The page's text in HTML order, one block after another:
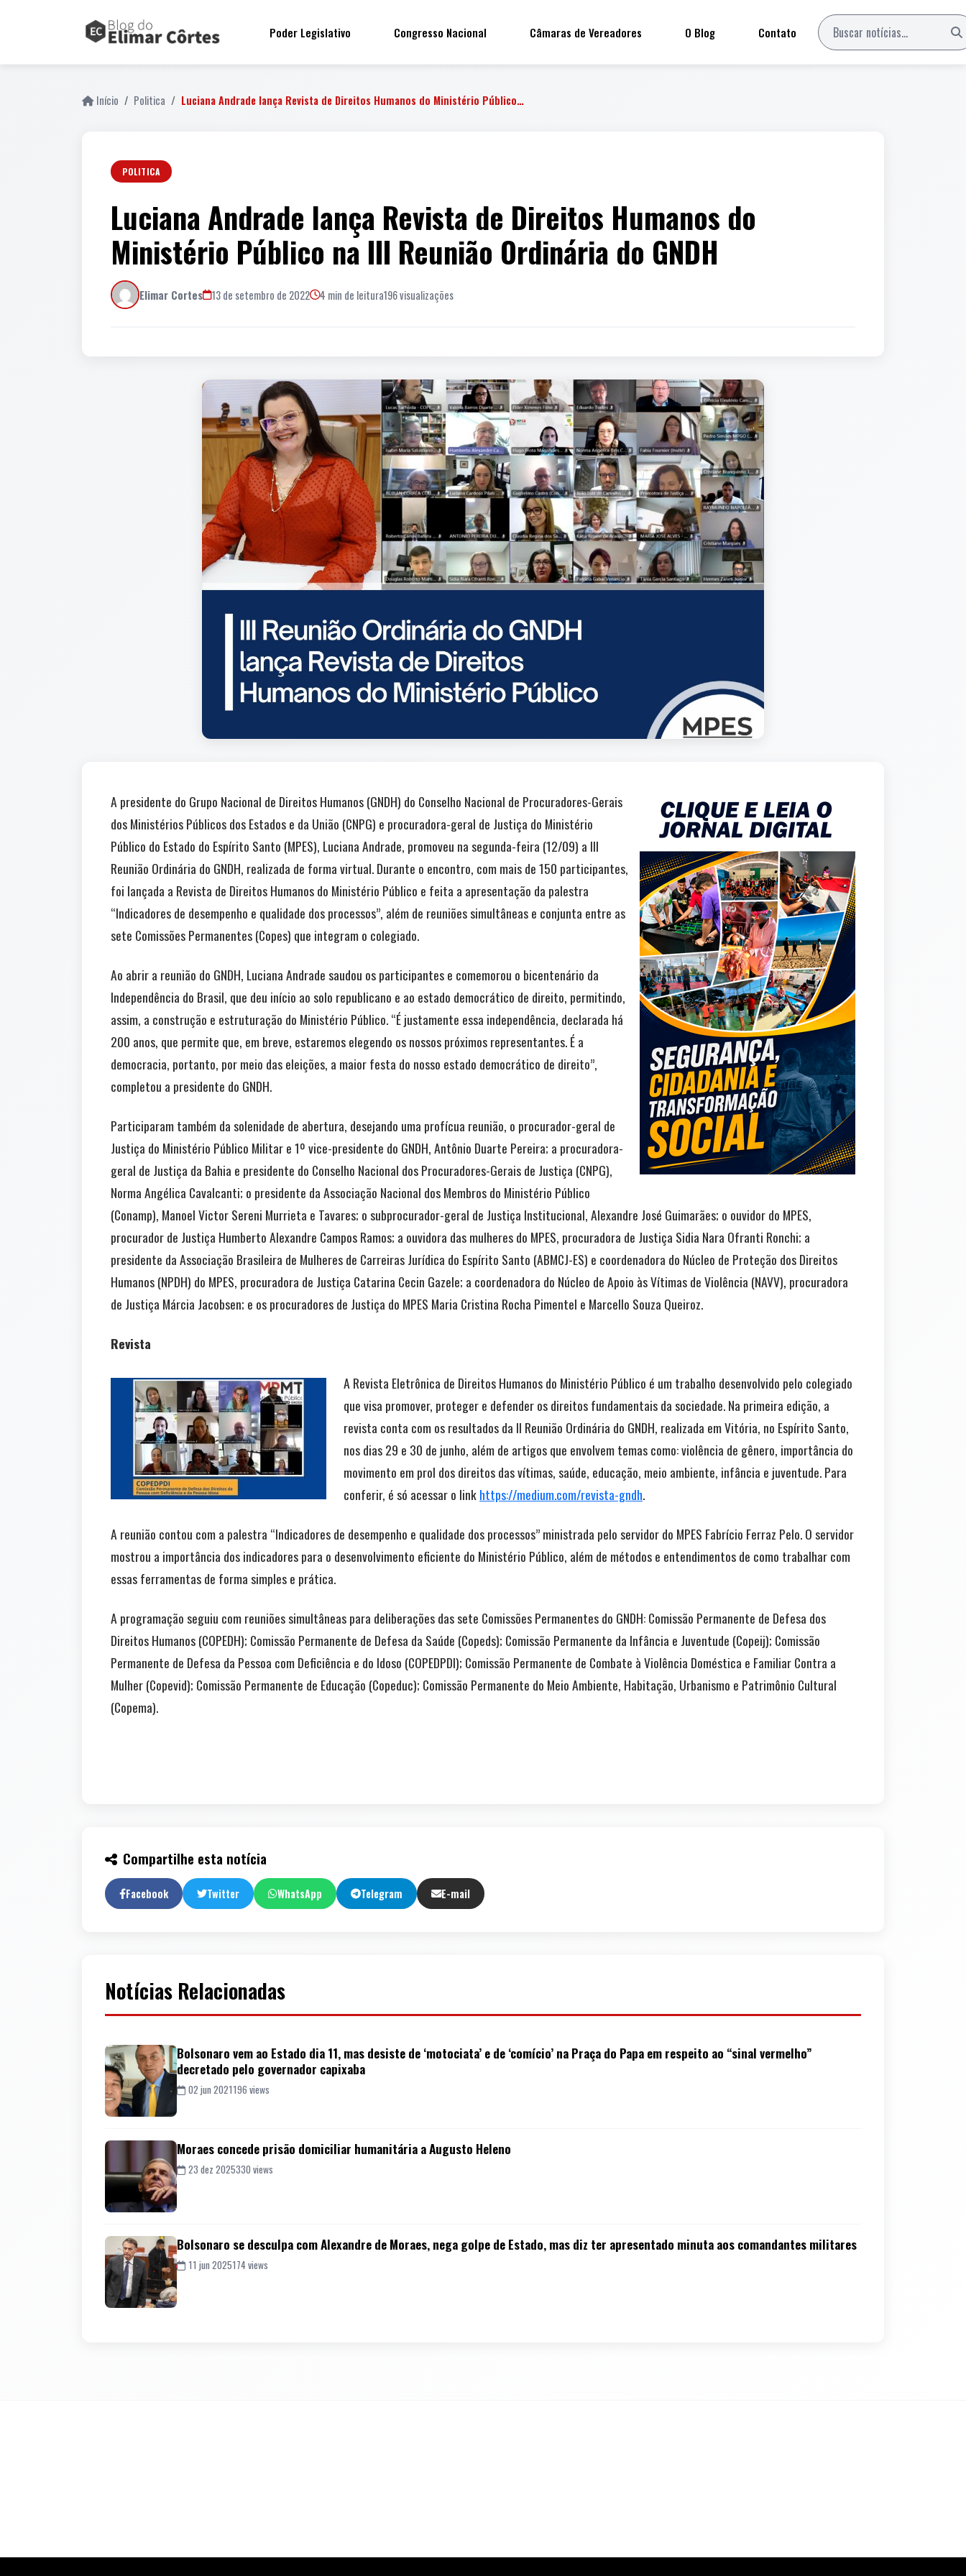
Poder Legislativo Congresso Nacional Câmaras de Vereadores O Blog Contato
Início Politica Luciana Andrade lança Revista de Direitos Humanos do Ministério Público…
POLITICA
Luciana Andrade lança Revista de Direitos Humanos do
Ministério Público na III Reunião Ordinária do GNDH
Elimar Cortes 13 de setembro de 2022 4 min de leitura196 visualizações
A presidente do Grupo Nacional de Direitos Humanos (GNDH) do Conselho Nacional de Procuradores-Gerais
dos Ministérios Públicos dos Estados e da União (CNPG) e procuradora-geral de Justiça do Ministério
Público do Estado do Espírito Santo (MPES), Luciana Andrade, promoveu na segunda-feira (12/09) a III
Reunião Ordinária do GNDH, realizada de forma virtual. Durante o encontro, com mais de 150 participantes,
foi lançada a Revista de Direitos Humanos do Ministério Público e feita a apresentação da palestra
“Indicadores de desempenho e qualidade dos processos”, além de reuniões simultâneas e conjunta entre as
sete Comissões Permanentes (Copes) que integram o colegiado.
Ao abrir a reunião do GNDH, Luciana Andrade saudou os participantes e comemorou o bicentenário da
Independência do Brasil, que deu início ao solo republicano e ao estado democrático de direito, permitindo,
assim, a construção e estruturação do Ministério Público. “É justamente essa independência, declarada há
200 anos, que permite que, em breve, estaremos elegendo os nossos próximos representantes. É a
democracia, portanto, por meio das eleições, a maior festa do nosso estado democrático de direito”,
completou a presidente do GNDH.
Participaram também da solenidade de abertura, desejando uma profícua reunião, o procurador-geral de
Justiça do Ministério Público Militar e 1º vice-presidente do GNDH, Antônio Duarte Pereira; a procuradora-
geral de Justiça da Bahia e presidente do Conselho Nacional dos Procuradores-Gerais de Justiça (CNPG),
Norma Angélica Cavalcanti; o presidente da Associação Nacional dos Membros do Ministério Público
(Conamp), Manoel Victor Sereni Murrieta e Tavares; o subprocurador-geral de Justiça Institucional, Alexandre José Guimarães; o ouvidor do MPES,
procurador de Justiça Humberto Alexandre Campos Ramos; a ouvidora das mulheres do MPES, procuradora de Justiça Sidia Nara Ofranti Ronchi; a
presidente da Associação Brasileira de Mulheres de Carreiras Jurídica do Espírito Santo (ABMCJ-ES) e coordenadora do Núcleo de Proteção dos Direitos
Humanos (NPDH) do MPES, procuradora de Justiça Catarina Cecin Gazele; a coordenadora do Núcleo de Apoio às Vítimas de Violência (NAVV), procuradora
de Justiça Márcia Jacobsen; e os procuradores de Justiça do MPES Maria Cristina Rocha Pimentel e Marcello Souza Queiroz.
Revista
A Revista Eletrônica de Direitos Humanos do Ministério Público é um trabalho desenvolvido pelo colegiado
que visa promover, proteger e defender os direitos fundamentais da sociedade. Na primeira edição, a
revista conta com os resultados da II Reunião Ordinária do GNDH, realizada em Vitória, no Espírito Santo,
nos dias 29 e 30 de junho, além de artigos que envolvem temas como: violência de gênero, importância do
movimento em prol dos direitos das vítimas, saúde, educação, meio ambiente, infância e juventude. Para
conferir, é só acessar o linkhttps://medium.com/revista-gndh.
A reunião contou com a palestra “Indicadores de desempenho e qualidade dos processos” ministrada pelo servidor do MPES Fabrício Ferraz Pelo. O servidor
mostrou a importância dos indicadores para o desenvolvimento eficiente do Ministério Público, além de métodos e entendimentos de como trabalhar com
essas ferramentas de forma simples e prática.
A programação seguiu com reuniões simultâneas para deliberações das sete Comissões Permanentes do GNDH: Comissão Permanente de Defesa dos
Direitos Humanos (COPEDH); Comissão Permanente de Defesa da Saúde (Copeds); Comissão Permanente da Infância e Juventude (Copeij); Comissão
Permanente de Defesa da Pessoa com Deficiência e do Idoso (COPEDPDI); Comissão Permanente de Combate à Violência Doméstica e Familiar Contra a
Mulher (Copevid); Comissão Permanente de Educação (Copeduc); Comissão Permanente do Meio Ambiente, Habitação, Urbanismo e Patrimônio Cultural
(Copema).
Compartilhe esta notícia
Facebook Twitter WhatsApp Telegram E-mail
Notícias Relacionadas
Bolsonaro vem ao Estado dia 11, mas desiste de ‘motociata’ e de ‘comício’ na Praça do Papa em respeito ao “sinal vermelho”
decretado pelo governador capixaba
02 jun 2021196 views
Moraes concede prisão domiciliar humanitária a Augusto Heleno
23 dez 2025330 views
Bolsonaro se desculpa com Alexandre de Moraes, nega golpe de Estado, mas diz ter apresentado minuta aos comandantes militares
11 jun 2025174 views